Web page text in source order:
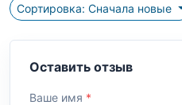
Сортировка: Сначала новые
Оставить отзыв
Ваше имя *